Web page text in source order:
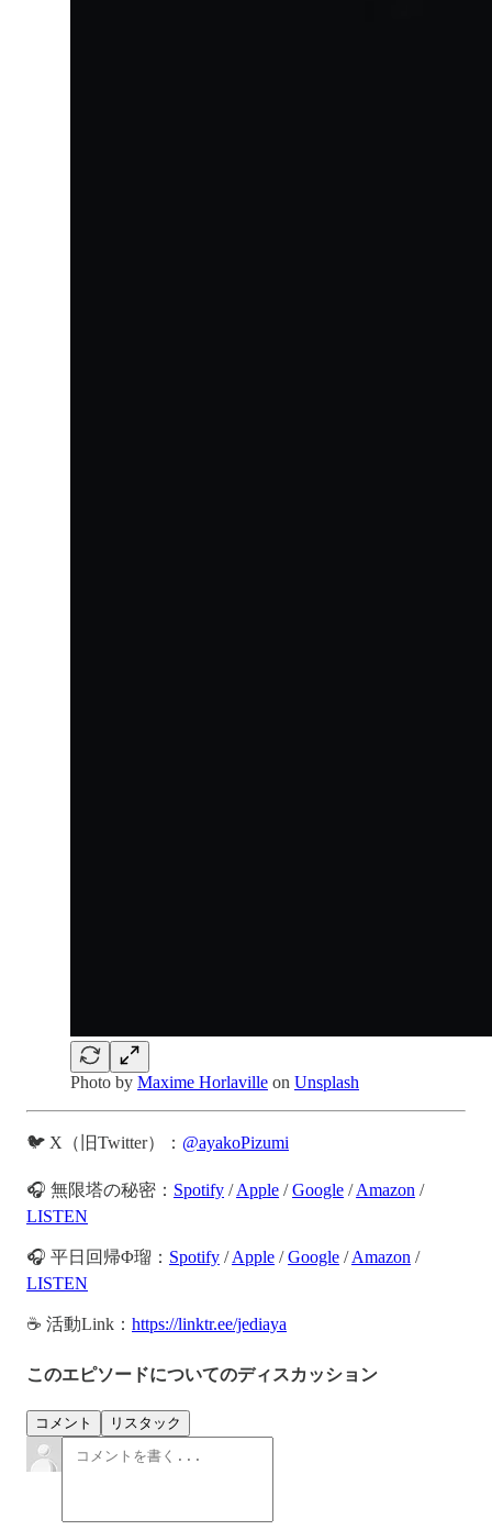
Photo by Maxime Horlaville on Unsplash
🐦 X（旧Twitter）： @ayakoPizumi
🎧 無限塔の秘密： Spotify /Apple /Google /Amazon /
LISTEN
🎧 平日回帰Φ瑠： Spotify /Apple /Google /Amazon /
LISTEN
☕️ 活動Link： https://linktr.ee/jediaya
このエピソードについてのディスカッション
コメント リスタック